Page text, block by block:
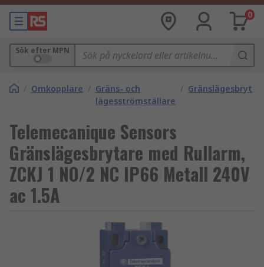
0
Sök efter MPN
/ Omkopplare / Gräns- och
lägesströmställare
/
Telemecanique Sensors
Gränslägesbrytare med Rullarm,
ZCKJ 1 NO/2 NC IP66 Metall 240V
ac 1.5A